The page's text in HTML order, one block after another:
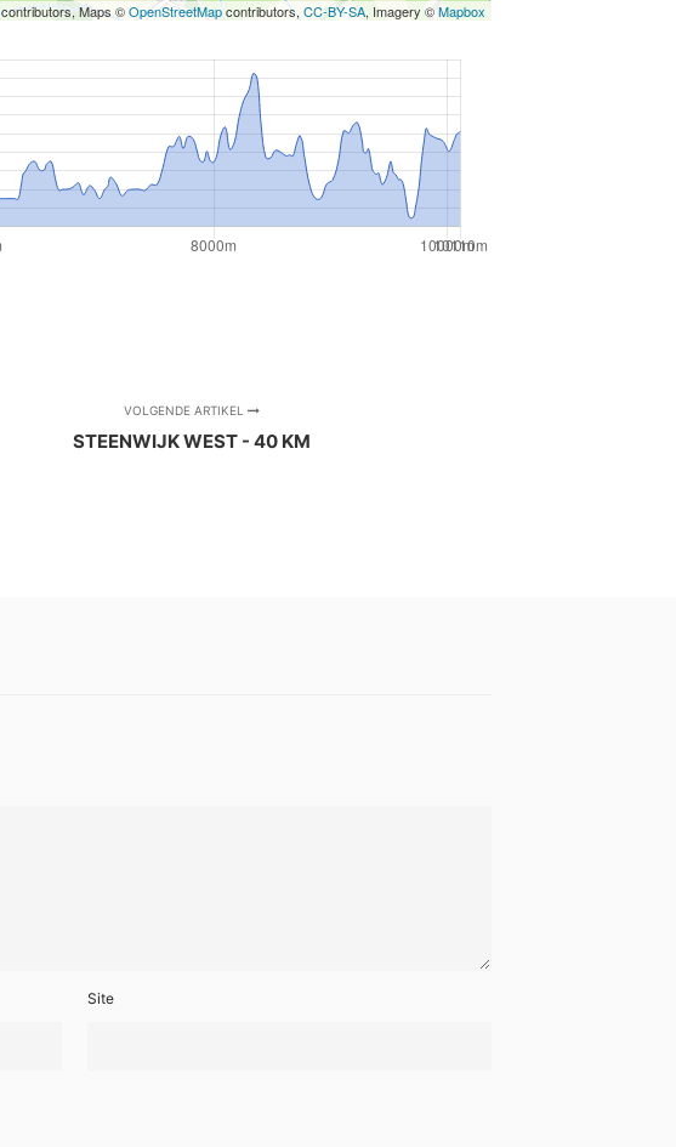
contributors, Maps ©OpenStreetMapcontributors, CC-BY-SA, Imagery ©Mapbox
VOLGENDE ARTIKEL
STEENWIJK WEST - 40 KM
Site